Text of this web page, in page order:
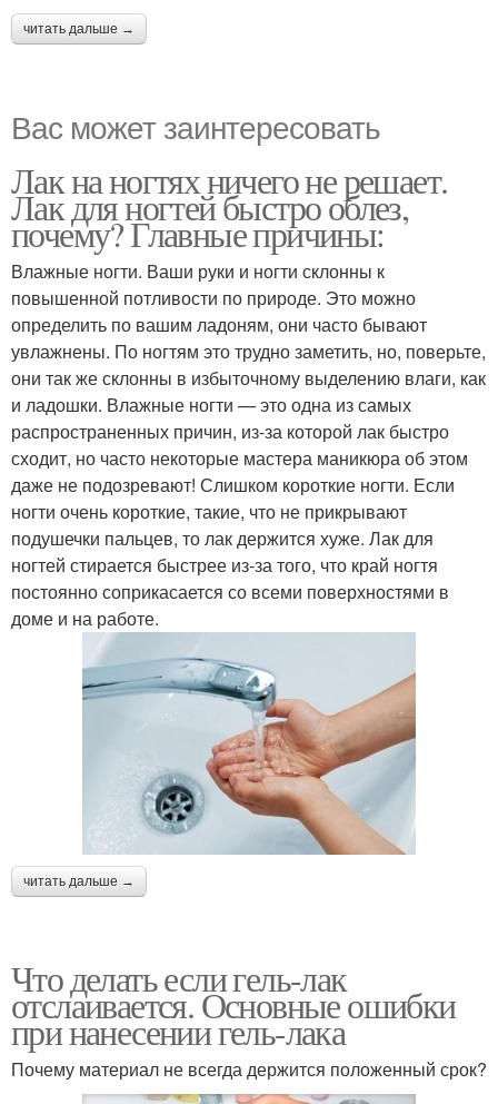
читать дальше →
Вас может заинтересовать
Лак на ногтях ничего не решает.
Лак для ногтей быстро облез,
почему? Главные причины:
Влажные ногти. Ваши руки и ногти склонны к
повышенной потливости по природе. Это можно
определить по вашим ладоням, они часто бывают
увлажнены. По ногтям это трудно заметить, но, поверьте,
они так же склонны в избыточному выделению влаги, как
и ладошки. Влажные ногти — это одна из самых
распространенных причин, из-за которой лак быстро
сходит, но часто некоторые мастера маникюра об этом
даже не подозревают! Слишком короткие ногти. Если
ногти очень короткие, такие, что не прикрывают
подушечки пальцев, то лак держится хуже. Лак для
ногтей стирается быстрее из-за того, что край ногтя
постоянно соприкасается со всеми поверхностями в
доме и на работе.
читать дальше →
Что делать если гель-лак
отслаивается. Основные ошибки
при нанесении гель-лака
Почему материал не всегда держится положенный срок?